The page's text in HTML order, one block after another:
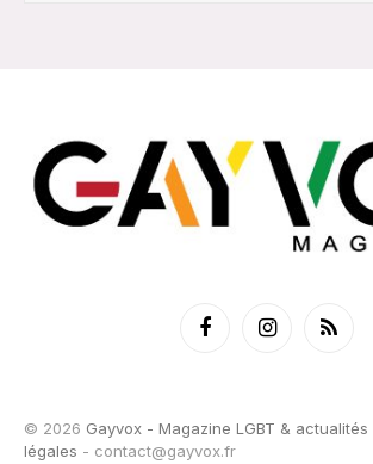
FacebookInstagramRSS
© 2026 Gayvox - Magazine LGBT & actualités
légales - contact@gayvox.fr